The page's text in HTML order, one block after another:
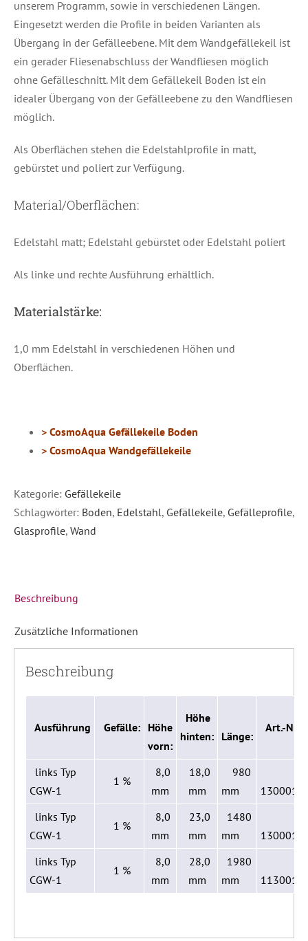
unserem Programm, sowie in verschiedenen Längen.
Eingesetzt werden die Profile in beiden Varianten als
Übergang in der Gefälleebene. Mit dem Wandgefällekeil ist
ein gerader Fliesenabschluss der Wandfliesen möglich
ohne Gefälleschnitt. Mit dem Gefällekeil Boden ist ein
idealer Übergang von der Gefälleebene zu den Wandfliesen
möglich.
Als Oberflächen stehen die Edelstahlprofile in matt,
gebürstet und poliert zur Verfügung.
Material/Oberflächen:
Edelstahl matt; Edelstahl gebürstet oder Edelstahl poliert
Als linke und rechte Ausführung erhältlich.
Materialstärke:
1,0 mm Edelstahl in verschiedenen Höhen und
Oberflächen.
> CosmoAqua Gefällekeile Boden
> CosmoAqua Wandgefällekeile
Kategorie: Gefällekeile
Schlagwörter: Boden, Edelstahl, Gefällekeile, Gefälleprofile,
Glasprofile, Wand
Beschreibung
Zusätzliche Informationen
Beschreibung
Ausführung Gefälle: Höhe
vorn:
Höhe
hinten: Länge:
Art.-Nr.:
links Typ
CGW-1
1 %
8,0
mm
18,0
mm
980
mm
1300015
links Typ
CGW-1
1 %
8,0
mm
23,0
mm
1480
mm
1300013
links Typ
CGW-1
1 %
8,0
mm
28,0
mm
1980
mm
1130011